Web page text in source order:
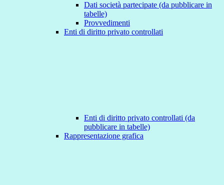
Dati società partecipate (da pubblicare in
tabelle)
Provvedimenti
Enti di diritto privato controllati
Enti di diritto privato controllati (da
pubblicare in tabelle)
Rappresentazione grafica